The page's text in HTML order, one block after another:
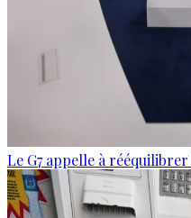
Le G7 appelle à